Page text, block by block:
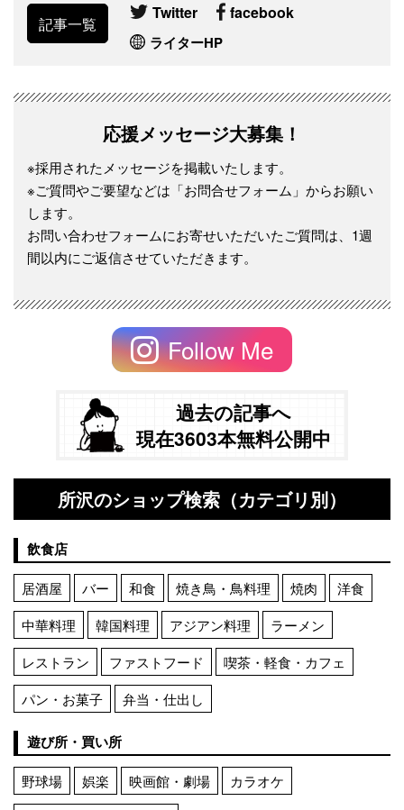
記事一覧
Twitter facebook
ライターHP
応援メッセージ大募集！
※採用されたメッセージを掲載いたします。
※ご質問やご要望などは「お問合せフォーム」からお願い
します。
お問い合わせフォームにお寄せいただいたご質問は、1週
間以内にご返信させていただきます。
Follow Me
過去の記事へ
現在3603本無料公開中
所沢のショップ検索（カテゴリ別）
飲食店
居酒屋 バー 和食 焼き鳥・鳥料理 焼肉
洋食
中華料理
韓国料理 アジアン料理
ラーメン
レストラン
ファストフード
喫茶・軽食・カフェ
パン・お菓子
弁当・仕出し
遊び所・買い所
野球場 娯楽 映画館・劇場
カラオケ